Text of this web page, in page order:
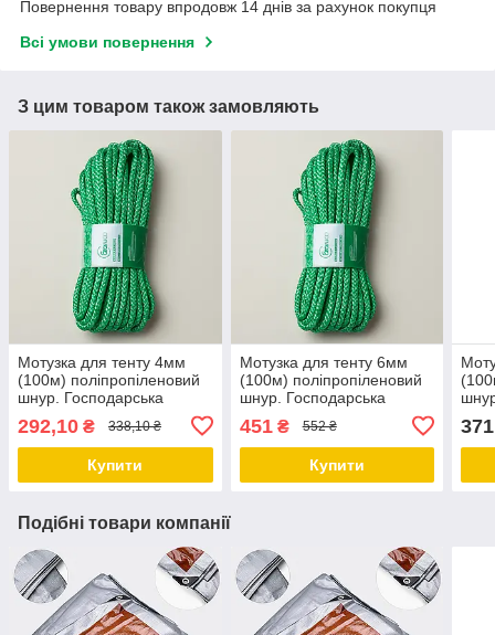
Повернення товару впродовж 14 днів за рахунок покупця
Всі умови повернення
З цим товаром також замовляють
Мотузка для тенту 4мм
(100м) поліпропіленовий
шнур. Господарська
292,10 ₴ 338,10 ₴
Купити
Мотузка для тенту 6мм
(100м) поліпропіленовий
шнур. Господарська
451₴ 552 ₴
Купити
Подібні товари компанії